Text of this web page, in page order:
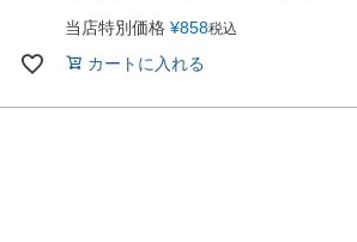
当店特別価格 ¥858税込
カートに入れる